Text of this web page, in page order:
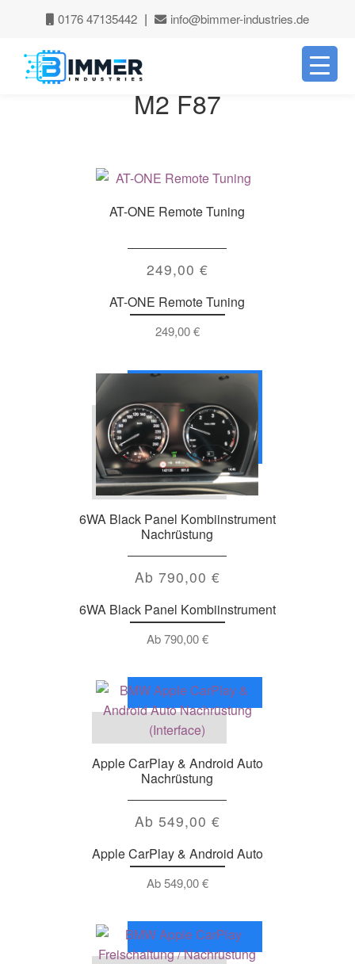
0176 47135442 | info@bimmer-industries.de
Navigation
springen
Zum
Inhalt
springen
M2 F87
AT-ONE Remote Tuning
249,00 €
AT-ONE Remote Tuning
249,00€
6WA Black Panel Kombiinstrument
Nachrüstung
Ab 790,00 €
6WA Black Panel Kombiinstrument
Ab790,00€
Apple CarPlay & Android Auto
Nachrüstung
Ab 549,00 €
Apple CarPlay & Android Auto
Ab549,00€